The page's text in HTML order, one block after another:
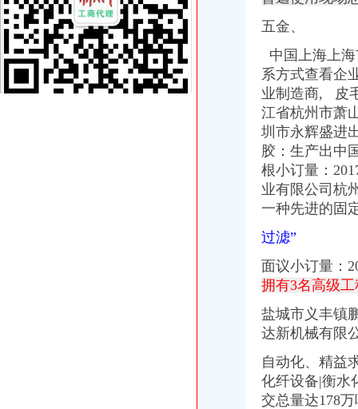
【外贸业务精英招聘】重庆璞滤油机有限公司新招聘信息-聘网
【南岸路快递|南岸路快递公司|南岸路快专递】-广州58同城
事故专员_重庆市南滨运输有限公司交通进口汽车修理厂招聘信息—
【西进出口设备报关代理】-南岸南岸周边易登网
南岸鞋服实业（深圳）有限公司_【信用信息_诉讼信息_财务信息_注册
中国融资租赁网=>投融资信息发布>南岸招商引资：上半年平均每天有
【专业公司注册,公司服务就找优久财务_公司注册,专项审核,找优
应届毕业实习生_天津利安达贵金属经营有限公司重庆南岸分公司招聘
【重庆-南岸区储备干部（专业培训+晋升机会）_储备干部（专业培训+
淘宝客服_肇庆市天而母婴用品有限公司南岸办事处招聘信息-肇庆58
重庆自贸试验区怎么发展？主城这些区放出大招_手机新浪网
南坪商圈实施“三区两带”分区发展造智慧新城_第2页_新闻中心_
重庆电流测量仪表供应商_重庆电流测量仪表供货商、厂商_一呼百应供
中国嘉陵工业股份有限公司（集团）第七届董事会第二十六次会议决议
广宇发展（000537）-公司公告-广宇发展：北京市嘉源律师事务所关于
中国嘉陵工业股份有限公司（集团）第七届董事会第二十六次会议决议
五金、
中国上海上
系方式查看企
业制造商, 皮
江省杭州市萧
圳市永辉盛进
胶：生产出中
根小订量：
业有限公司杭
一种先进的固
过滤”
面议小订量：
拥有3名高级
盐城市义丰镇
达新机械有限
自动化、精益
化纤设备|衡水
交总量达178